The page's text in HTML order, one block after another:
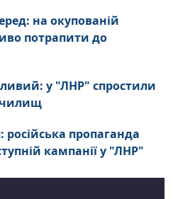
на окупованій
потрапити до
у "ЛНР" спростили
пропаганда
кампанії у "ЛНР"